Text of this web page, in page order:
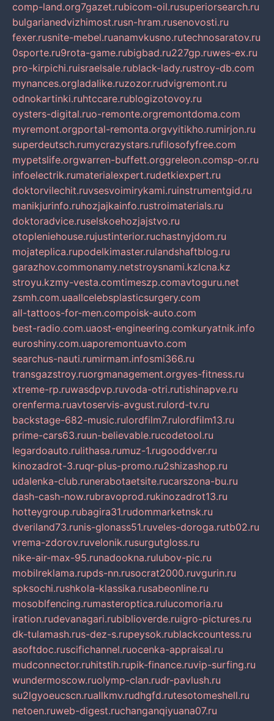
comp-land.org7gazet.rubicom-oil.rusuperiorsearch.ru
bulgarianedvizhimost.rusn-hram.rusenovosti.ru
fexer.rusnite-mebel.ruanamvkusno.rutechnosaratov.ru
0sporte.ru9rota-game.rubigbad.ru227gp.ruwes-ex.ru
pro-kirpichi.ruisraelsale.rublack-lady.rustroy-db.com
mynances.orgladalike.ruzozor.rudvigremont.ru
odnokartinki.ruhtccare.rublogizotovoy.ru
oysters-digital.ruo-remonte.orgremontdoma.com
myremont.orgportal-remonta.orgvyitikho.rumirjon.ru
superdeutsch.rumycrazystars.rufilosofyfree.com
mypetslife.orgwarren-buffett.orggreleon.comsp-or.ru
infoelectrik.rumaterialexpert.rudetkiexpert.ru
doktorvilechit.ruvsesvoimirykami.ruinstrumentgid.ru
manikjurinfo.ruhozjajkainfo.rustroimaterials.ru
doktoradvice.ruselskoehozjajstvo.ru
otopleniehouse.rujustinterior.ruchastnyjdom.ru
mojateplica.rupodelkimaster.rulandshaftblog.ru
garazhov.commonamy.netstroysnami.kzlcna.kz
stroyu.kzmy-vesta.comtimeszp.comavtoguru.net
zsmh.com.uaallcelebsplasticsurgery.com
all-tattoos-for-men.compoisk-auto.com
best-radio.com.uaost-engineering.comkuryatnik.info
euroshiny.com.uaporemontuavto.com
searchus-nauti.rumirmam.infosmi366.ru
transgazstroy.ruorgmanagement.orgyes-fitness.ru
xtreme-rp.ruwasdpvp.ruvoda-otri.rutishinapve.ru
orenferma.ruavtoservis-avgust.rulord-tv.ru
backstage-682-music.rulordfilm7.rulordfilm13.ru
prime-cars63.ruun-believable.rucodetool.ru
legardoauto.rulithasa.rumuz-1.rugooddver.ru
kinozadrot-3.ruqr-plus-promo.ru2shizashop.ru
udalenka-club.runerabotaetsite.rucarszona-bu.ru
dash-cash-now.rubravoprod.rukinozadrot13.ru
hotteygroup.rubagira31.rudommarketnsk.ru
dveriland73.runis-glonass51.ruveles-doroga.rutb02.ru
vrema-zdorov.ruvelonik.rusurgutgloss.ru
nike-air-max-95.runadookna.rulubov-pic.ru
mobilreklama.rupds-nn.rusocrat2000.ruvgurin.ru
spksochi.rushkola-klassika.rusabeonline.ru
mosoblfencing.rumasteroptica.rulucomoria.ru
iration.rudevanagari.rubiblioverde.ruigro-pictures.ru
dk-tulamash.rus-dez-s.rupeysok.rublackcountess.ru
asoftdoc.ruscifichannel.ruocenka-appraisal.ru
mudconnector.ruhitstih.rupik-finance.ruvip-surfing.ru
wundermoscow.ruolymp-clan.rudr-pavlush.ru
su2lgyoeucscn.ruallkmv.rudhgfd.rutesotomeshell.ru
netoen.ruweb-digest.ruchanganqiyuana07.ru